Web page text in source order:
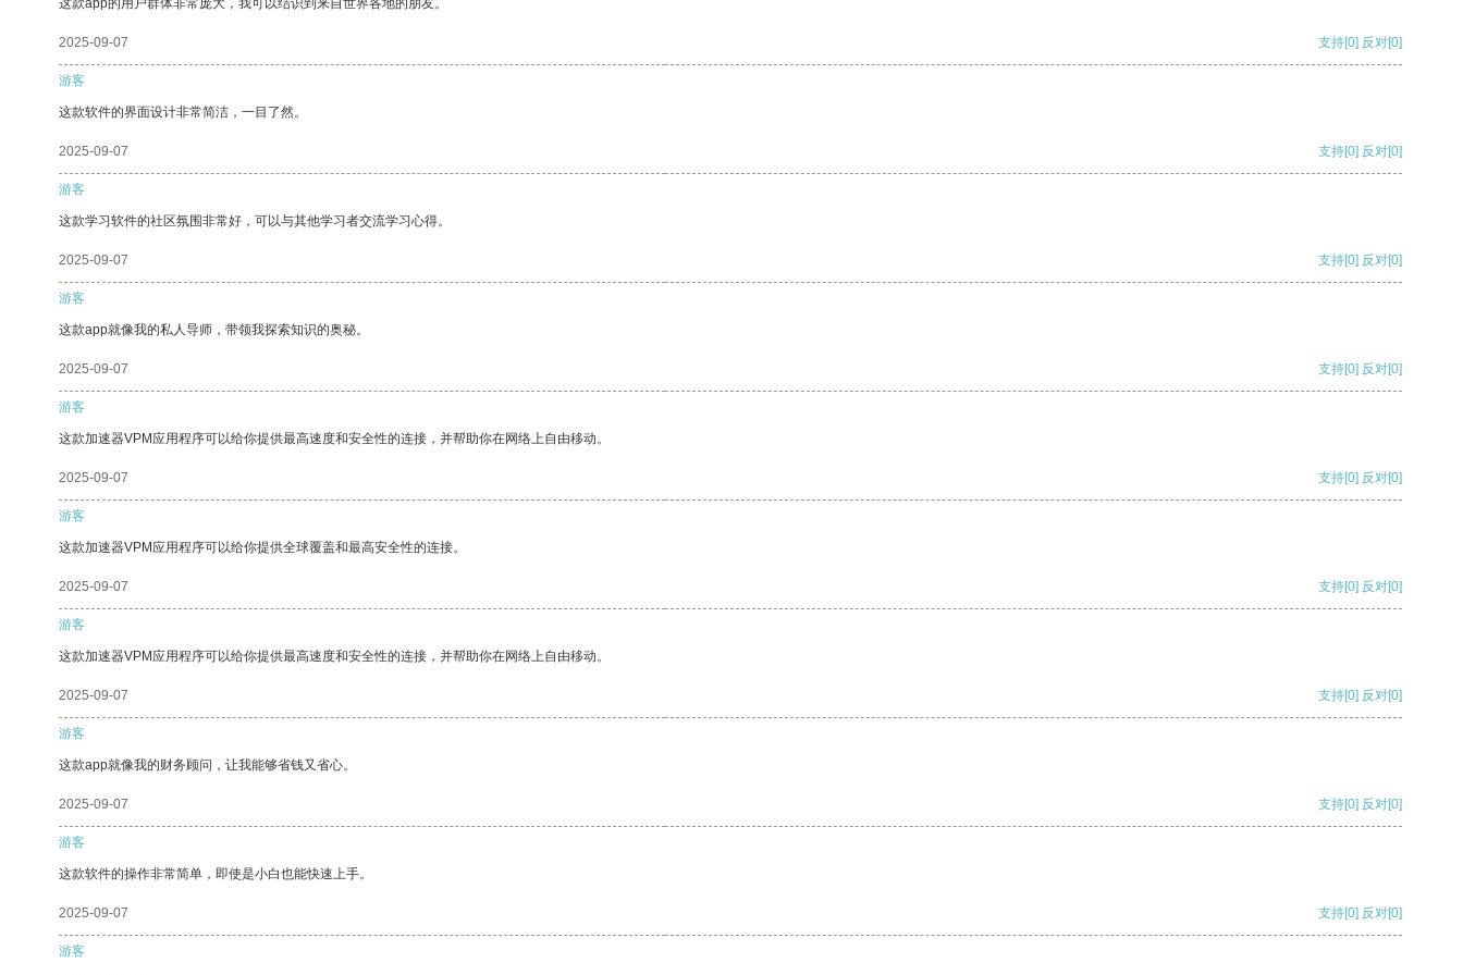
这款app的用户群体非常庞大，我可以结识到来自世界各地的朋友。
2025-09-07 支持[0] 反对[0]
游客
这款软件的界面设计非常简洁，一目了然。
2025-09-07 支持[0] 反对[0]
游客
这款学习软件的社区氛围非常好，可以与其他学习者交流学习心得。
2025-09-07 支持[0] 反对[0]
游客
这款app就像我的私人导师，带领我探索知识的奥秘。
2025-09-07 支持[0] 反对[0]
游客
这款加速器VPM应用程序可以给你提供最高速度和安全性的连接，并帮助你在网络上自由移动。
2025-09-07 支持[0] 反对[0]
游客
这款加速器VPM应用程序可以给你提供全球覆盖和最高安全性的连接。
2025-09-07 支持[0] 反对[0]
游客
这款加速器VPM应用程序可以给你提供最高速度和安全性的连接，并帮助你在网络上自由移动。
2025-09-07 支持[0] 反对[0]
游客
这款app就像我的财务顾问，让我能够省钱又省心。
2025-09-07 支持[0] 反对[0]
游客
这款软件的操作非常简单，即使是小白也能快速上手。
2025-09-07 支持[0] 反对[0]
游客